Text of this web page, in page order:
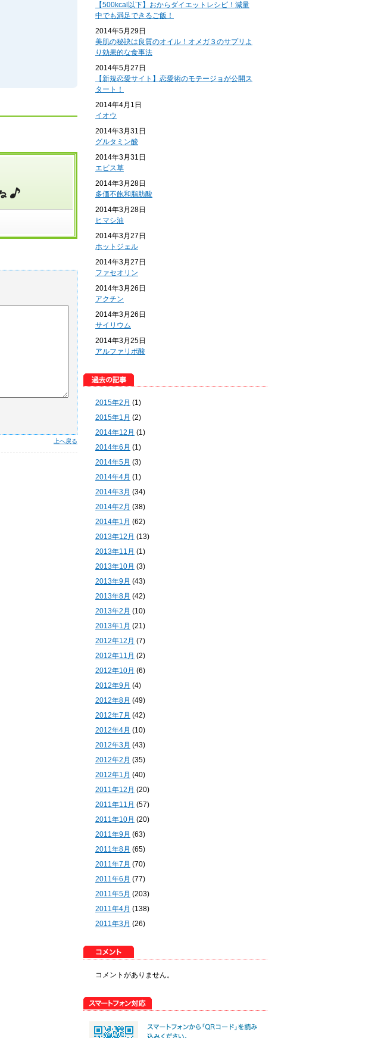
上へ戻る
【500kcal以下】おからダイエットレシピ！減量
中でも満足できるご飯！
2014年5月29日
美肌の秘訣は良質のオイル！オメガ３のサプリよ
り効果的な食事法
2014年5月27日
【新規恋愛サイト】恋愛術のモテージョが公開ス
タート！
2014年4月1日
イオウ
2014年3月31日
グルタミン酸
2014年3月31日
エビス草
2014年3月28日
多価不飽和脂肪酸
2014年3月28日
ヒマシ油
2014年3月27日
ホットジェル
2014年3月27日
ファセオリン
2014年3月26日
アクチン
2014年3月26日
サイリウム
2014年3月25日
アルファリポ酸
2015年2月 (1)
2015年1月 (2)
2014年12月 (1)
2014年6月 (1)
2014年5月 (3)
2014年4月 (1)
2014年3月 (34)
2014年2月 (38)
2014年1月 (62)
2013年12月 (13)
2013年11月 (1)
2013年10月 (3)
2013年9月 (43)
2013年8月 (42)
2013年2月 (10)
2013年1月 (21)
2012年12月 (7)
2012年11月 (2)
2012年10月 (6)
2012年9月 (4)
2012年8月 (49)
2012年7月 (42)
2012年4月 (10)
2012年3月 (43)
2012年2月 (35)
2012年1月 (40)
2011年12月 (20)
2011年11月 (57)
2011年10月 (20)
2011年9月 (63)
2011年8月 (65)
2011年7月 (70)
2011年6月 (77)
2011年5月 (203)
2011年4月 (138)
2011年3月 (26)
コメントがありません。